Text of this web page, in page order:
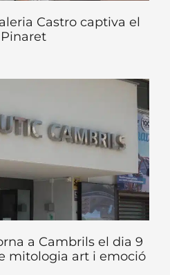
Castro captiva el
a Cambrils el dia 9
mitologia art i emoció